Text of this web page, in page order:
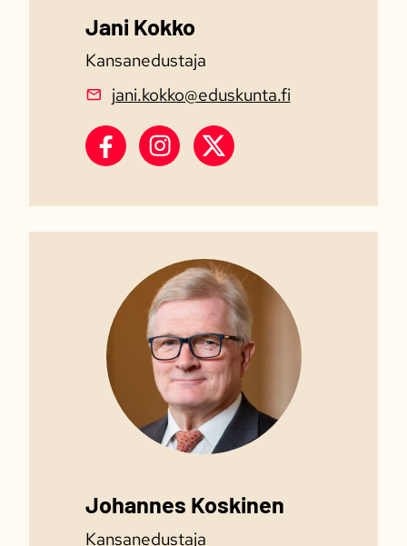
Jani Kokko
Kansanedustaja
jani.kokko@eduskunta.fi
Jani Kokko Facebook
Jani Kokko Instagram
Jani Kokko X
Johannes Koskinen
Kansanedustaja